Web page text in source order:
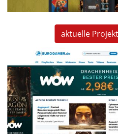
aktuelle
WOW Trade
WOW Trade
teilresponsive Sitebranding